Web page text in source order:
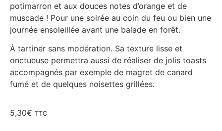
potimarron et aux douces notes d’orange et de
muscade ! Pour une soirée au coin du feu ou bien une
journée ensoleillée avant une balade en forêt.
À tartiner sans modération. Sa texture lisse et
onctueuse permettra aussi de réaliser de jolis toasts
accompagnés par exemple de magret de canard
fumé et de quelques noisettes grillées.
5,30€ TTC